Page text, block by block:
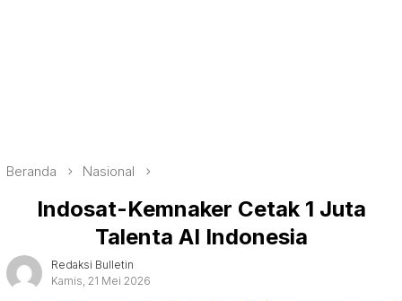
Beranda Nasional
Indosat-Kemnaker Cetak 1 Juta
Talenta AI Indonesia
Redaksi Bulletin
Kamis, 21 Mei 2026